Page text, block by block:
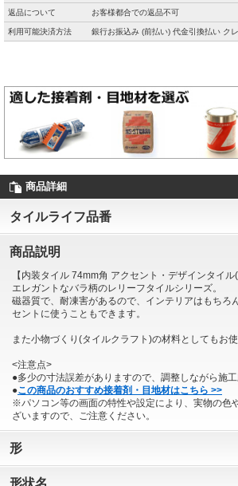
返品について お客様都合での返品不可
利用可能決済方法 銀行お振込み (前払い) 代金引換払い ク
商品詳細
タイルライフ品番
商品説明
【内装タイル 74mm角 アクセント・デザインタイル
エレガントなバラ柄のレリーフタイルシリーズ。
磁器質で、耐凍害があるので、インテリアはもちろ
セントに使うこともできます。
また小物づくり(タイルクラフト)の材料としてもお
<注意点>
●多少の寸法誤差がありますので、調整しながら施工
●この商品のおすすめ接着剤・目地材はこちら >>
※パソコン等の画面の特性や設定により、実物の色
ざいますので、ご注意ください。
形